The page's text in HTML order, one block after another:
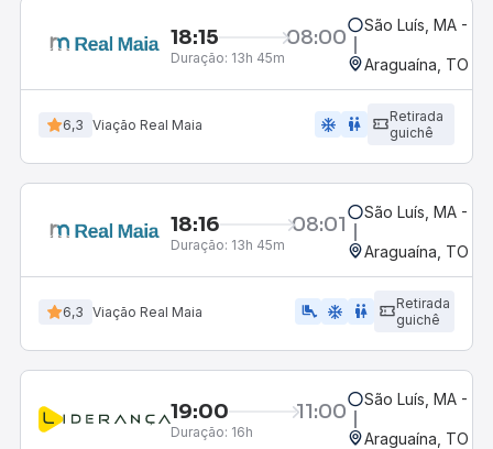
18:15 08:00
Duração: 13h 45m
São Luís, MA -
Araguaína, TO
6,3 Viação Real Maia ac_unit wc
Retirada
guichê
18:16 08:01
Duração: 13h 45m
São Luís, MA -
Araguaína, TO
6,3 Viação Real Maia airline_seat_legroom_extra ac_unit wc
Retirada
guichê
19:00 11:00
Duração: 16h
São Luís, MA -
Araguaína, TO